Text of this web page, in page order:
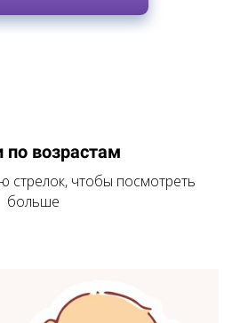
по возрастам
стрелок, чтобы посмотреть
больше